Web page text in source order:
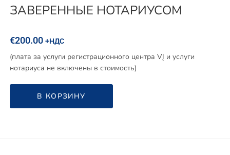
ЗАВЕРЕННЫЕ НОТАРИУСОМ
€200.00 +НДС
(плата за услуги регистрационного центра VĮ и услуги
нотариуса не включены в стоимость)
В КОРЗИНУ